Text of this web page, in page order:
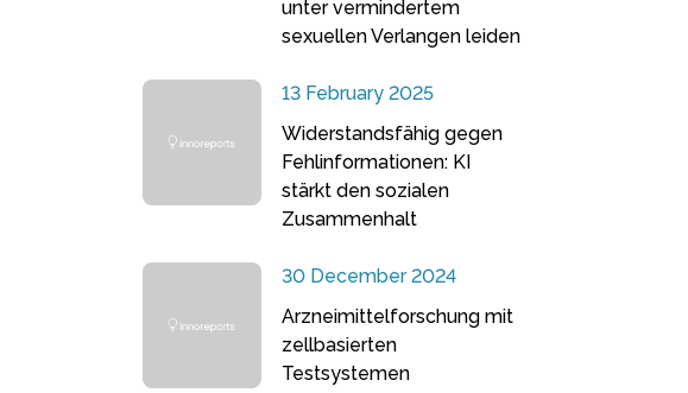
unter vermindertem
sexuellen Verlangen leiden
13 February 2025
Widerstandsfähig gegen
Fehlinformationen: KI
stärkt den sozialen
Zusammenhalt
30 December 2024
Arzneimittelforschung mit
zellbasierten
Testsystemen